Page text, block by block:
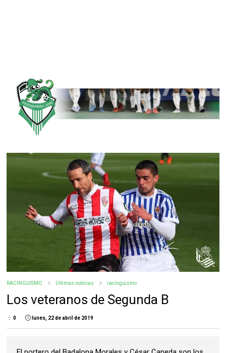
RACINGUISMO Últimas noticias racinguismo
Los veteranos de Segunda B
0 lunes, 22 de abril de 2019